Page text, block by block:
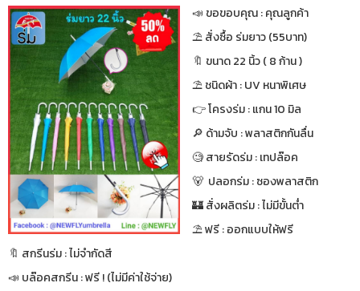
📣 ขอขอบคุณ : คุณลูกค้า
⛱ สั่งซื้อ ร่มยาว (55บาท)
🔖 ขนาด 22 นิ้ว ( 8 ก้าน )
⛱ ชนิดผ้า : UV หนาพิเศษ
👉 โครงร่ม : แกน 10 มิล
🔎 ด้ามจับ : พลาสติกกันลื่น
🧐 สายรัดร่ม : เทปล๊อค
🐻 ปลอกร่ม : ซองพลาสติก
🏰 สั่งผลิตร่ม : ไม่มีขั้นต่ำ
⛱ ฟรี : ออกแบบให้ฟรี
🔖 สกรีนร่ม : ไม่จำกัดสี
📣 บล๊อคสกรีน : ฟรี ! (ไม่มีค่าใช้จ่าย)